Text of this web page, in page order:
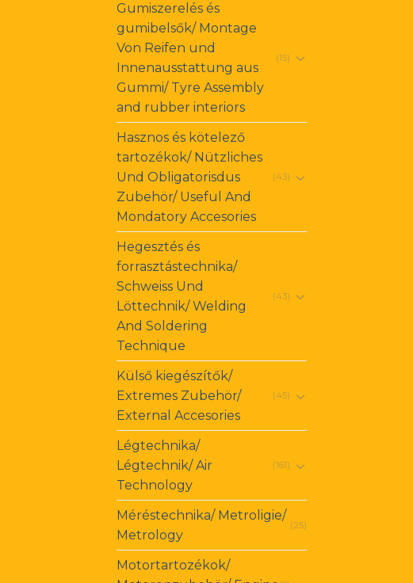
Gumiszerelés és
gumibelsők/ Montage
Von Reifen und
Innenausstattung aus
Gummi/ Tyre Assembly
and rubber interiors
(15)
Hasznos és kötelező
tartozékok/ Nützliches
Und Obligatorisdus
Zubehör/ Useful And
Mondatory Accesories
(43)
Hegesztés és
forrasztástechnika/
Schweiss Und
Löttechnik/ Welding
And Soldering
Technique
(43)
Külső kiegészítők/
Extremes Zubehör/
External Accesories
(45)
Légtechnika/
Légtechnik/ Air
Technology
(161)
Méréstechnika/ Metroligie/
Metrology
(25)
Motortartozékok/